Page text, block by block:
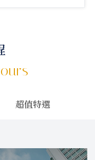
超值特選